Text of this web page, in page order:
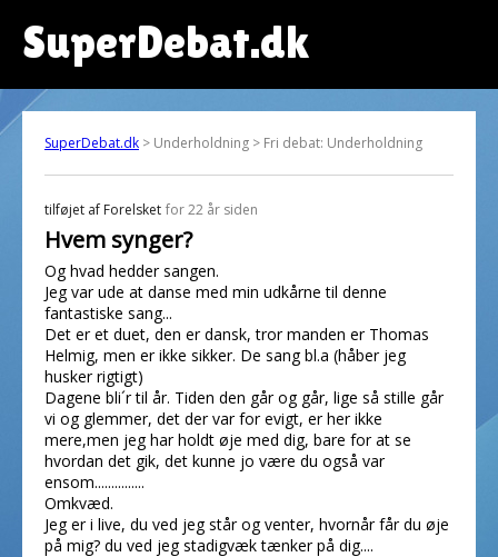
SuperDebat.dk
SuperDebat.dk > Underholdning > Fri debat: Underholdning
tilføjet af Forelsket for 22 år siden
Hvem synger?
Og hvad hedder sangen.
Jeg var ude at danse med min udkårne til denne
fantastiske sang...
Det er et duet, den er dansk, tror manden er Thomas
Helmig, men er ikke sikker. De sang bl.a (håber jeg
husker rigtigt)
Dagene bli´r til år. Tiden den går og går, lige så stille går
vi og glemmer, det der var for evigt, er her ikke
mere,men jeg har holdt øje med dig, bare for at se
hvordan det gik, det kunne jo være du også var
ensom...............
Omkvæd.
Jeg er i live, du ved jeg står og venter, hvornår får du øje
på mig? du ved jeg stadigvæk tænker på dig....